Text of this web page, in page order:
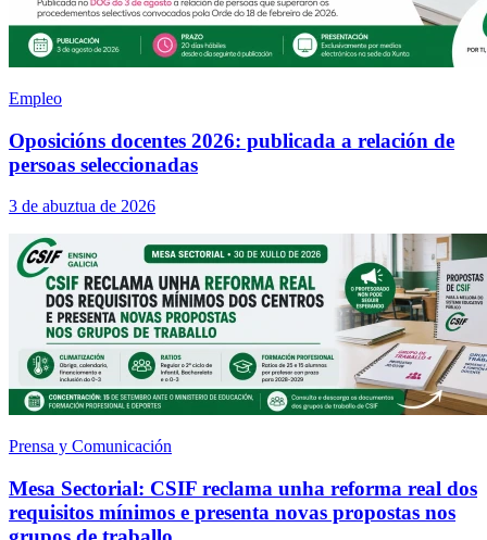
Empleo
Oposicións docentes 2026: publicada a relación de
persoas seleccionadas
3 de abuztua de 2026
Prensa y Comunicación
Mesa Sectorial: CSIF reclama unha reforma real dos
requisitos mínimos e presenta novas propostas nos